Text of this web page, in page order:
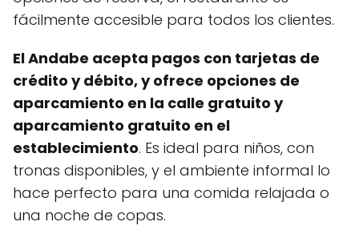
fácilmente accesible para todos los clientes.
El Andabe acepta pagos con tarjetas de
crédito y débito, y ofrece opciones de
aparcamiento en la calle gratuito y
aparcamiento gratuito en el
establecimiento. Es ideal para niños, con
tronas disponibles, y el ambiente informal lo
hace perfecto para una comida relajada o
una noche de copas.